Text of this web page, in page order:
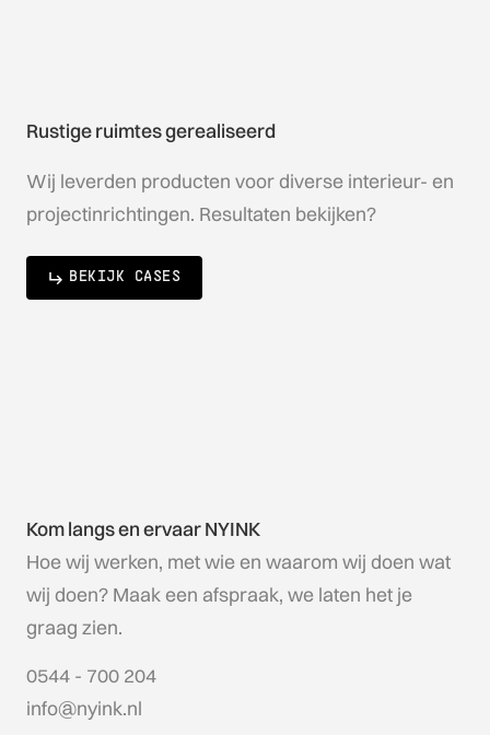
Rustige ruimtes gerealiseerd
Wij leverden producten voor diverse interieur- en
projectinrichtingen. Resultaten bekijken?
BEKIJK CASES
Kom langs en ervaar NYINK
Hoe wij werken, met wie en waarom wij doen wat
wij doen? Maak een afspraak, we laten het je
graag zien.
0544 - 700 204
info@nyink.nl